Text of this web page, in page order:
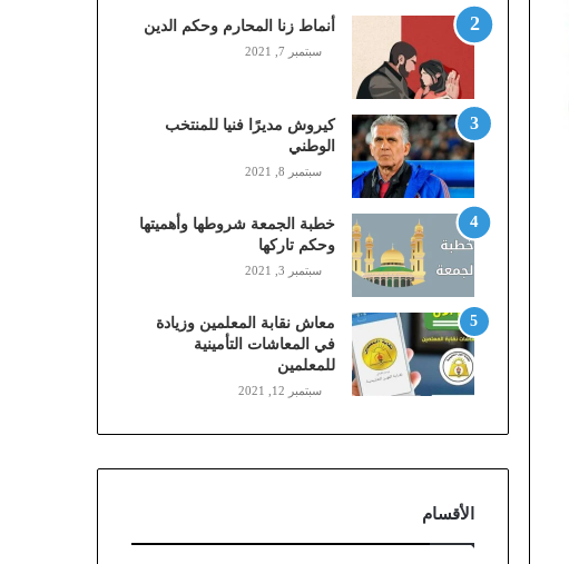
,
م
ا
ي
ل
ي
،
ز
ي
ن
)
ع
ب
ر
ا
ن
ذ
أنماط زنا المحارم وحكم الدين
سبتمبر 7, 2021
كيروش مديرًا فنيا للمنتخب
الوطني
سبتمبر 8, 2021
خطبة الجمعة شروطها وأهميتها
وحكم تاركها
سبتمبر 3, 2021
معاش نقابة المعلمين وزيادة
في المعاشات التأمينية
للمعلمين
سبتمبر 12, 2021
الأقسام